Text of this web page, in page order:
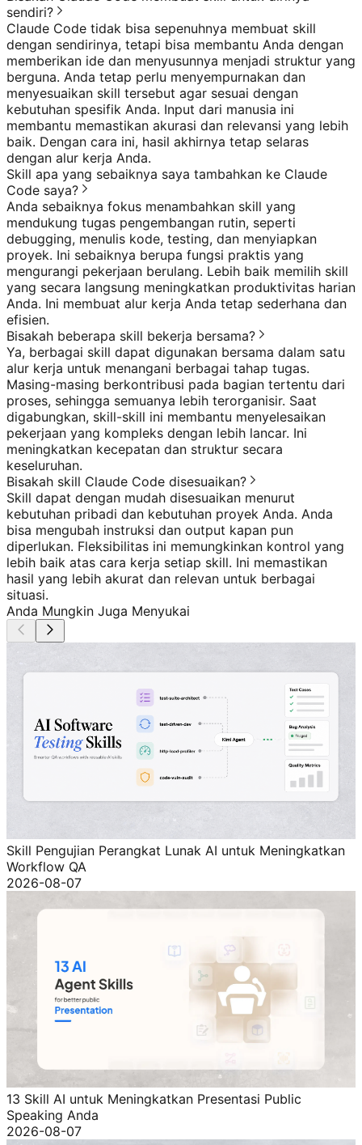
sendiri?
Claude Code tidak bisa sepenuhnya membuat skill
dengan sendirinya, tetapi bisa membantu Anda dengan
memberikan ide dan menyusunnya menjadi struktur yang
berguna. Anda tetap perlu menyempurnakan dan
menyesuaikan skill tersebut agar sesuai dengan
kebutuhan spesifik Anda. Input dari manusia ini
membantu memastikan akurasi dan relevansi yang lebih
baik. Dengan cara ini, hasil akhirnya tetap selaras
dengan alur kerja Anda.
Skill apa yang sebaiknya saya tambahkan ke Claude
Code saya?
Anda sebaiknya fokus menambahkan skill yang
mendukung tugas pengembangan rutin, seperti
debugging, menulis kode, testing, dan menyiapkan
proyek. Ini sebaiknya berupa fungsi praktis yang
mengurangi pekerjaan berulang. Lebih baik memilih skill
yang secara langsung meningkatkan produktivitas harian
Anda. Ini membuat alur kerja Anda tetap sederhana dan
efisien.
Bisakah beberapa skill bekerja bersama?
Ya, berbagai skill dapat digunakan bersama dalam satu
alur kerja untuk menangani berbagai tahap tugas.
Masing-masing berkontribusi pada bagian tertentu dari
proses, sehingga semuanya lebih terorganisir. Saat
digabungkan, skill-skill ini membantu menyelesaikan
pekerjaan yang kompleks dengan lebih lancar. Ini
meningkatkan kecepatan dan struktur secara
keseluruhan.
Bisakah skill Claude Code disesuaikan?
Skill dapat dengan mudah disesuaikan menurut
kebutuhan pribadi dan kebutuhan proyek Anda. Anda
bisa mengubah instruksi dan output kapan pun
diperlukan. Fleksibilitas ini memungkinkan kontrol yang
lebih baik atas cara kerja setiap skill. Ini memastikan
hasil yang lebih akurat dan relevan untuk berbagai
situasi.
Anda Mungkin Juga Menyukai
Skill Pengujian Perangkat Lunak AI untuk Meningkatkan
Workflow QA
2026-08-07
13 Skill AI untuk Meningkatkan Presentasi Public
Speaking Anda
2026-08-07